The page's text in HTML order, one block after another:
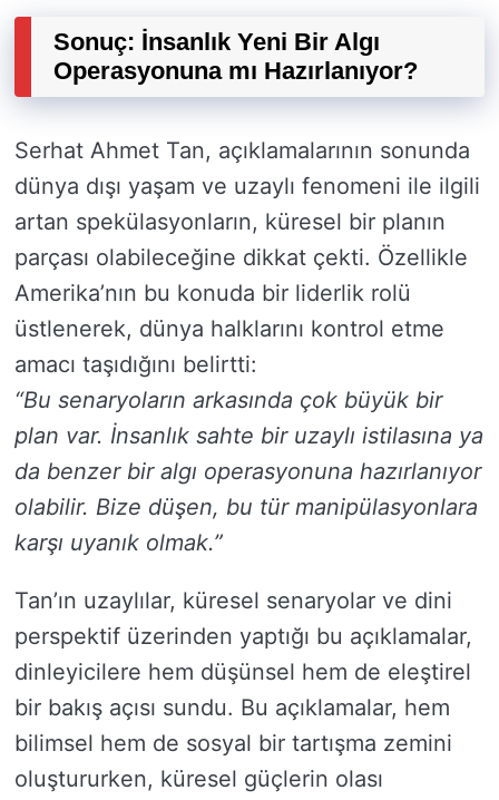
Sonuç: İnsanlık Yeni Bir Algı
Operasyonuna mı Hazırlanıyor?
Serhat Ahmet Tan, açıklamalarının sonunda
dünya dışı yaşam ve uzaylı fenomeni ile ilgili
artan spekülasyonların, küresel bir planın
parçası olabileceğine dikkat çekti. Özellikle
Amerika’nın bu konuda bir liderlik rolü
üstlenerek, dünya halklarını kontrol etme
amacı taşıdığını belirtti:
“Bu senaryoların arkasında çok büyük bir
plan var. İnsanlık sahte bir uzaylı istilasına ya
da benzer bir algı operasyonuna hazırlanıyor
olabilir. Bize düşen, bu tür manipülasyonlara
karşı uyanık olmak.”
Tan’ın uzaylılar, küresel senaryolar ve dini
perspektif üzerinden yaptığı bu açıklamalar,
dinleyicilere hem düşünsel hem de eleştirel
bir bakış açısı sundu. Bu açıklamalar, hem
bilimsel hem de sosyal bir tartışma zemini
oluştururken, küresel güçlerin olası